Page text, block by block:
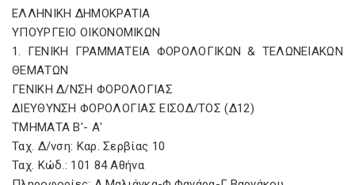
ΕΛΛΗΝΙΚΗ ΔΗΜΟΚΡΑΤΙΑ
ΥΠΟΥΡΓΕΙΟ ΟΙΚΟΝΟΜΙΚΩΝ
1. ΓΕΝΙΚΗ ΓΡΑΜΜΑΤΕΙΑ ΦΟΡΟΛΟΓΙΚΩΝ & ΤΕΛΩΝΕΙΑΚΩΝ
ΘΕΜΑΤΩΝ
ΓΕΝΙΚΗ Δ/ΝΣΗ ΦΟΡΟΛΟΓΙΑΣ
ΔΙΕΥΘΥΝΣΗ ΦΟΡΟΛΟΓΙΑΣ ΕΙΣΟΔ/ΤΟΣ (Δ12)
ΤΜΗΜΑΤΑ Β'- Α'
Ταχ. Δ/νση: Καρ. Σερβίας 10
Ταχ. Κώδ.: 101 84 Αθήνα